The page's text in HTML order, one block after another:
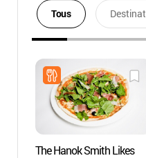
Tous
The Hanok Smith Likes